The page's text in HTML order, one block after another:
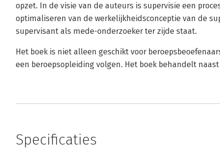
opzet. In de visie van de auteurs is supervisie een
optimaliseren van de werkelijkheidsconceptie van de
supervisant als mede-onderzoeker ter zijde staat.
Het boek is niet alleen geschikt voor
een beroepsopleiding volgen. Het boek behandelt
Specificaties